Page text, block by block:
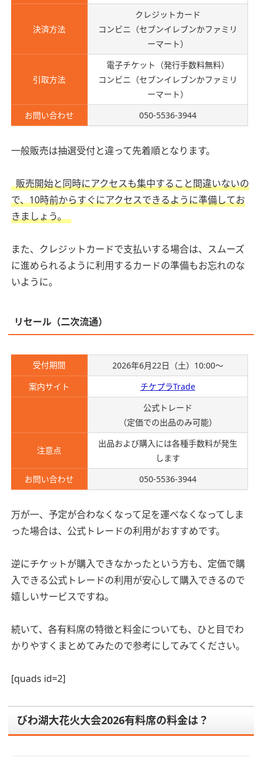
決済方法
クレジットカード
コンビニ（セブンイレブンかファミリ
ーマート）
引取方法
電子チケット（発行手数料無料）
コンビニ（セブンイレブンかファミリ
ーマート）
お問い合わせ
050-5536-3944
一般販売は抽選受付と違って先着順となります。
販売開始と同時にアクセスも集中すること間違いないの
で、10時前からすぐにアクセスできるように準備してお
きましょう。
また、クレジットカードで支払いする場合は、スムーズ
に進められるように利用するカードの準備もお忘れのな
いように。
リセール（二次流通）
受付期間
2026年6月22日（土）10:00〜
案内サイト
チケプラTrade
公式トレード
（定価での出品のみ可能）
注意点
出品および購入には各種手数料が発生
します
お問い合わせ
050-5536-3944
万が一、予定が合わなくなって足を運べなくなってしま
った場合は、公式トレードの利用がおすすめです。
逆にチケットが購入できなかったという方も、定価で購
入できる公式トレードの利用が安心して購入できるので
嬉しいサービスですね。
続いて、各有料席の特徴と料金についても、ひと目でわ
かりやすくまとめてみたので参考にしてみてください。
[quads id=2]
びわ湖大花火大会2026有料席の料金は？